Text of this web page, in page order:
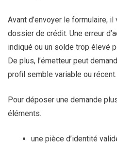
Avant d’envoyer le formulaire,
dossier de crédit. Une erreur
indiqué ou un solde trop élevé
De plus, l’émetteur peut
profil semble variable ou récent.
Pour déposer une demande
éléments.
une pièce d’identité